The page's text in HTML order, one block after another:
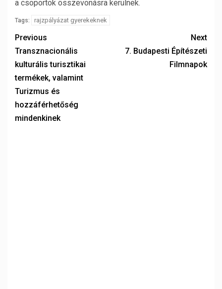
a csoportok összevonásra kerülnek.
Tags: rajzpályázat gyerekeknek
Previous
Transznacionális
kulturális turisztikai
termékek, valamint
Turizmus és
hozzáférhetőség
mindenkinek
Next
7. Budapesti Építészeti
Filmnapok